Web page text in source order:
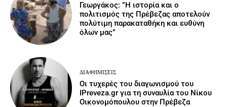
Γεωργάκος: ”Η ιστορία και ο
πολιτισμός της Πρέβεζας αποτελούν
πολύτιμη παρακαταθήκη και ευθύνη
όλων μας”
ΔΙΑΦΗΜΊΣΕΙΣ
Οι τυχερές του διαγωνισμού του
IPreveza.gr για τη συναυλία του Νίκου
Οικονομόπουλου στην Πρέβεζα